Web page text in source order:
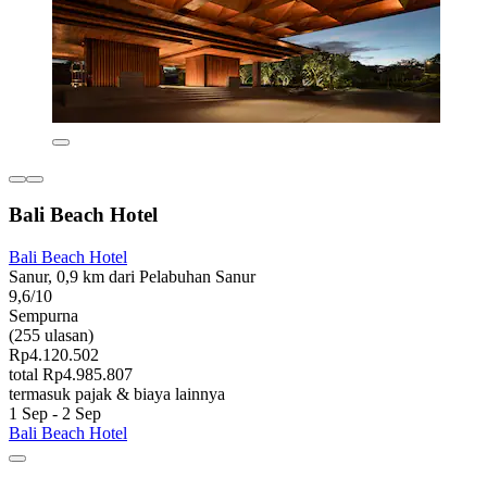
Bali Beach Hotel
Bali Beach Hotel
Sanur, 0,9 km dari Pelabuhan Sanur
9,6/10
Sempurna
(255 ulasan)
Rp4.120.502
total Rp4.985.807
termasuk pajak & biaya lainnya
1 Sep - 2 Sep
Bali Beach Hotel